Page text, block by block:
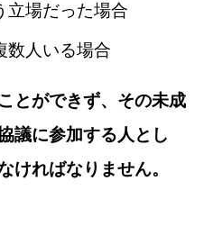
立場だった場合
数人いる場合
とができず、その未成
議に参加する人とし
ければなりません。